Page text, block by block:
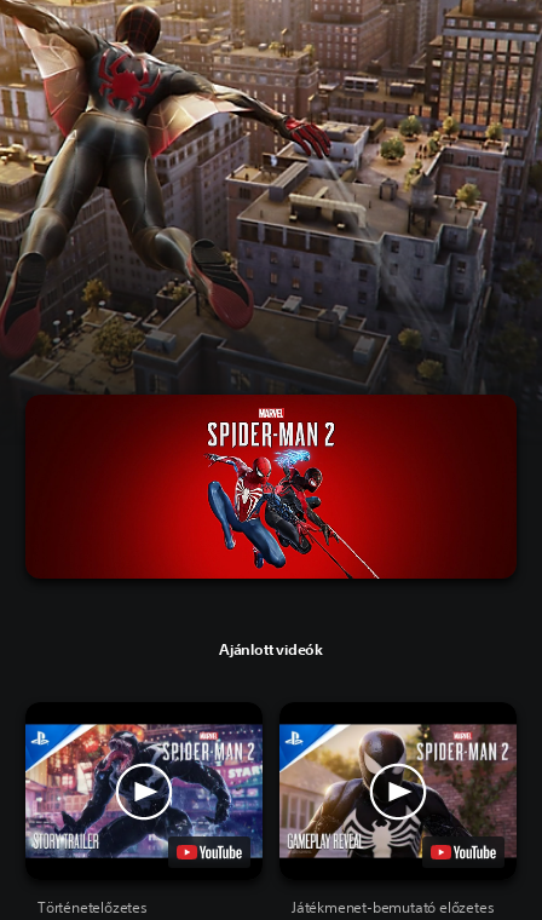
Ajánlott videók
Történetelőzetes Játékmenet-bemutató előzetes